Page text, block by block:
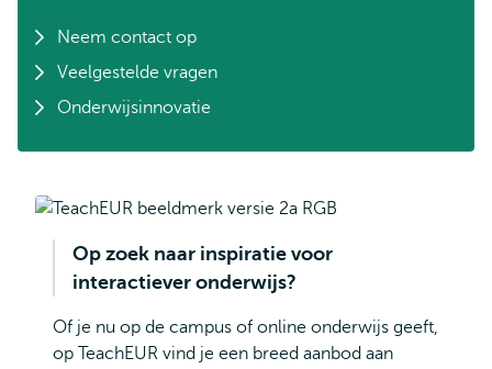
Neem contact op
Veelgestelde vragen
Onderwijsinnovatie
Op zoek naar inspiratie voor
interactiever onderwijs?
Of je nu op de campus of online onderwijs geeft,
op TeachEUR vind je een breed aanbod aan